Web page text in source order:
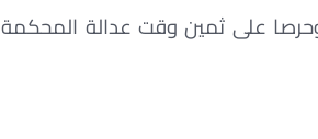
على ثمين وقت عدالة المحكمة